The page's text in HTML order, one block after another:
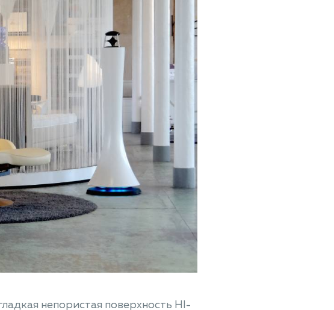
непористая поверхность HI-